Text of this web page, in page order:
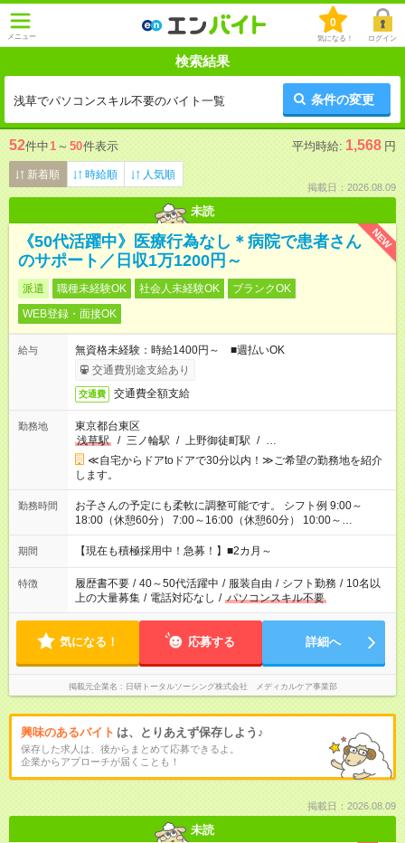
メニュー
0
気になる！ ログイン
検索結果
浅草でパソコンスキル不要のバイト一覧 条件の変更
52件中1 ～ 50件表示 平均時給: 1,568 円
新着順 時給順 人気順
掲載日：2026.08.09
未読
NEW
《50代活躍中》医療行為なし＊病院で患者さん
のサポート／日収1万1200円～
派遣 職種未経験OK 社会人未経験OK
ブランクOK
WEB登録・面接OK
給与
無資格未経験：時給1400円～ ■週払いOK
交通費別途支給あり
交通費 交通費全額支給
勤務地
東京都台東区
浅草駅
/ 三ノ輪駅 / 上野御徒町駅 / …
≪自宅からドアtoドアで30分以内！≫ご希望の勤務地を紹介
します。
勤務時間
お子さんの予定にも柔軟に調整可能です。 シフト例 9:00～
18:00（休憩60分） 7:00～16:00（休憩60分） 10:00～
19:00（休憩60分） ※Wワーク希望の方へ 今ご覧のお仕事で希
望する勤務時間と、もう1つのお仕事の勤務時間の合計が 週40
期間 【現在も積極採用中！急募！】■2カ月～
特徴 履歴書不要 / 40～50代活躍中 / 服装自由 / シフト勤務 / 10名以
上の大量募集 / 電話対応なし / パソコンスキル不要
気になる！ 応募する 詳細へ
掲載元企業名 日研トータルソーシング株式会社 メディカルケア事業部
興味のあるバイト は、とりあえず保存しよう♪
保存した求人は、後からまとめて応募できるよ。
企業からアプローチが届くことも！
掲載日：2026.08.09
未読